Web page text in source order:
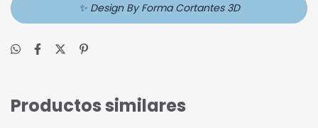
✨ Design By Forma Cortantes 3D
Productos similares